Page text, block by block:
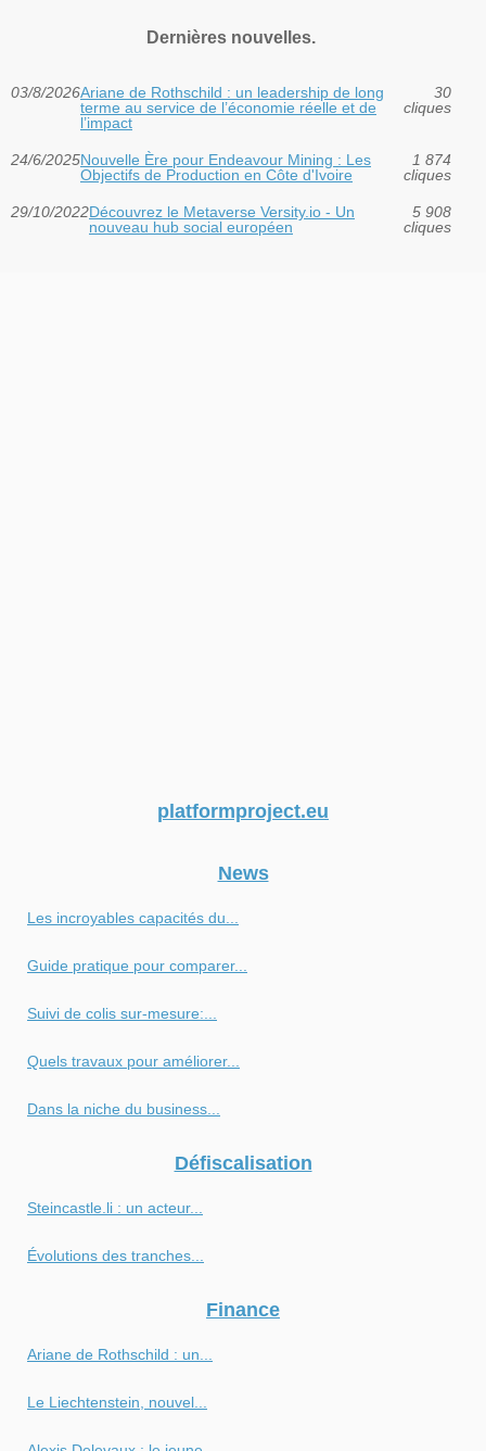
Dernières nouvelles.
03/8/2026Ariane de Rothschild : un leadership de long
terme au service de l’économie réelle et de
l’impact
30
cliques
24/6/2025Nouvelle Ère pour Endeavour Mining : Les
Objectifs de Production en Côte d'Ivoire
1 874
cliques
29/10/2022Découvrez le Metaverse Versity.io - Un
nouveau hub social européen
5 908
cliques
platformproject.eu
News
Les incroyables capacités du...
Guide pratique pour comparer...
Suivi de colis sur-mesure:...
Quels travaux pour améliorer...
Dans la niche du business...
Défiscalisation
Steincastle.li : un acteur...
Évolutions des tranches...
Finance
Ariane de Rothschild : un...
Le Liechtenstein, nouvel...